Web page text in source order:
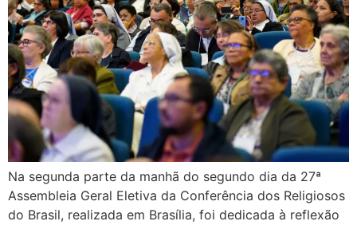
Na segunda parte da manhã do segundo dia da 27ª
Assembleia Geral Eletiva da Conferência dos Religiosos
do Brasil, realizada em Brasília, foi dedicada à reflexão